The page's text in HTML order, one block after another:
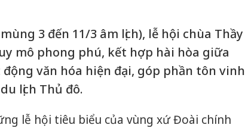
3 đến 11/3 âm lịch), lễ hội chùa Thầy
mô phong phú, kết hợp hài hòa giữa
văn hóa hiện đại, góp phần tôn vinh
lịch Thủ đô.
lễ hội tiêu biểu của vùng xứ Đoài chính